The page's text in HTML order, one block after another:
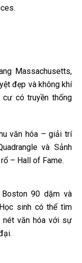
Massachusetts,
đẹp và không khí
cư có truyền thống
văn hóa – giải trí
và Sảnh
– Hall of Fame.
90 dặm và
sinh có thể tìm
văn hóa với sự